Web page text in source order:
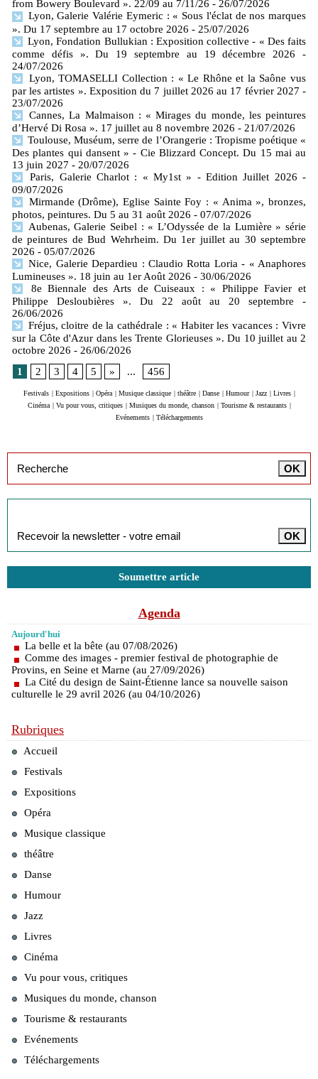
from Bowery Boulevard ». 22/09 au 7/11/26 - 26/07/2026
Lyon, Galerie Valérie Eymeric : « Sous l'éclat de nos marques
». Du 17 septembre au 17 octobre 2026 - 25/07/2026
Lyon, Fondation Bullukian : Exposition collective - « Des faits
comme défis ». Du 19 septembre au 19 décembre 2026
-
24/07/2026
Lyon, TOMASELLI Collection : « Le Rhône et la Saône vus
par les artistes ». Exposition du 7 juillet 2026 au 17 février 2027 -
23/07/2026
Cannes, La Malmaison : « Mirages du monde, les peintures
d’Hervé Di Rosa ». 17 juillet au 8 novembre 2026 - 21/07/2026
Toulouse, Muséum, serre de l’Orangerie : Tropisme poétique «
Des plantes qui dansent » - Cie Blizzard Concept. Du 15 mai au
13 juin 2027 - 20/07/2026
Paris, Galerie Charlot : « My1st » - Edition Juillet 2026 -
09/07/2026
Mirmande (Drôme), Eglise Sainte Foy : « Anima », bronzes,
photos, peintures. Du 5 au 31 août 2026 - 07/07/2026
Aubenas, Galerie Seibel : « L’Odyssée de la Lumière » série
de peintures de Bud Wehrheim. Du 1er juillet au 30 septembre
2026 - 05/07/2026
Nice, Galerie Depardieu : Claudio Rotta Loria - « Anaphores
Lumineuses ». 18 juin au 1er Août 2026 - 30/06/2026
8e Biennale des Arts de Cuiseaux : « Philippe Favier et
Philippe Desloubières ». Du 22 août au 20 septembre
-
26/06/2026
Fréjus, cloitre de la cathédrale : « Habiter les vacances : Vivre
sur la Côte d'Azur dans les Trente Glorieuses ». Du 10 juillet au 2
octobre 2026 - 26/06/2026
1
2 3 4 5 » ... 456
Festivals | Expositions | Opéra | Musique classique | théâtre | Danse | Humour | Jazz | Livres |
Cinéma | Vu pour vous, critiques | Musiques du monde, chanson | Tourisme & restaurants |
Evénements | Téléchargements
Soumettre article
Agenda
Aujourd'hui
La belle et la bête (au 07/08/2026)
Comme des images - premier festival de photographie de
Provins, en Seine et Marne (au 27/09/2026)
La Cité du design de Saint-Étienne lance sa nouvelle saison
culturelle le 29 avril 2026 (au 04/10/2026)
Rubriques
Accueil
Festivals
Expositions
Opéra
Musique classique
théâtre
Danse
Humour
Jazz
Livres
Cinéma
Vu pour vous, critiques
Musiques du monde, chanson
Tourisme & restaurants
Evénements
Téléchargements